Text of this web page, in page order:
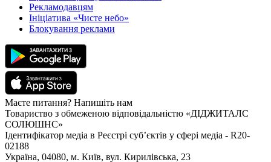
Рекламодавцям
Ініціатива «Чисте небо»
Блокування реклами
Маєте питання? Напишіть нам
Товариство з обмеженою відповідальністю «ДІДЖИТАЛС
СОЛЮШНС»
Ідентифікатор медіа в Реєстрі суб’єктів у сфері медіа - R20-
02188
Україна, 04080, м. Київ, вул. Кирилівська, 23